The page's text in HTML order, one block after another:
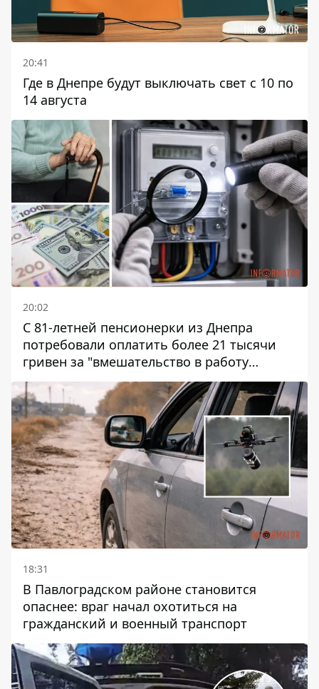
20:41
Где в Днепре будут выключать свет с 10 по
14 августа
20:02
С 81-летней пенсионерки из Днепра
потребовали оплатить более 21 тысячи
гривен за "вмешательство в работу
счетчика"
18:31
В Павлоградском районе становится
опаснее: враг начал охотиться на
гражданский и военный транспорт